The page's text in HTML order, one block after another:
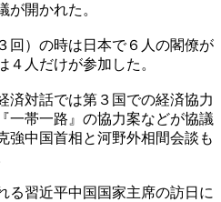
が開かれた。
回）の時は日本で６人の閣僚が
人だけが参加した。
済対話では第３国での経済協力
一帯一路』の協力案などが協議
強中国首相と河野外相間会談も
る習近平中国国家主席の訪日に